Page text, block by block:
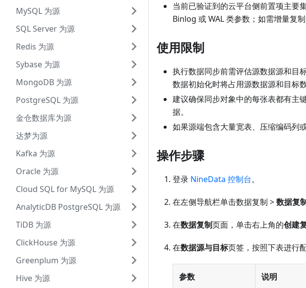
MySQL 为源
SQL Server 为源
Redis 为源
Sybase 为源
MongoDB 为源
PostgreSQL 为源
金仓数据库为源
达梦为源
Kafka 为源
Oracle 为源
Cloud SQL for MySQL 为源
AnalyticDB PostgreSQL 为源
TiDB 为源
ClickHouse 为源
Greenplum 为源
Hive 为源
当前已验证到的云平台侧前置项主要
Binlog 或 WAL 类参数；如需增量复
使用限制
执行数据同步前需评估源数据源和目
数据初始化时将占用源数据源和目标
建议确保同步对象中的每张表都有主
据。
如果源端包含大量宽表、压缩编码列
操作步骤
登录 NineData 控制台。
在左侧导航栏单击数据复制 >数据复
在数据复制页面，单击右上角的创建
在数据源与目标页签，按照下表进行
参数 说明